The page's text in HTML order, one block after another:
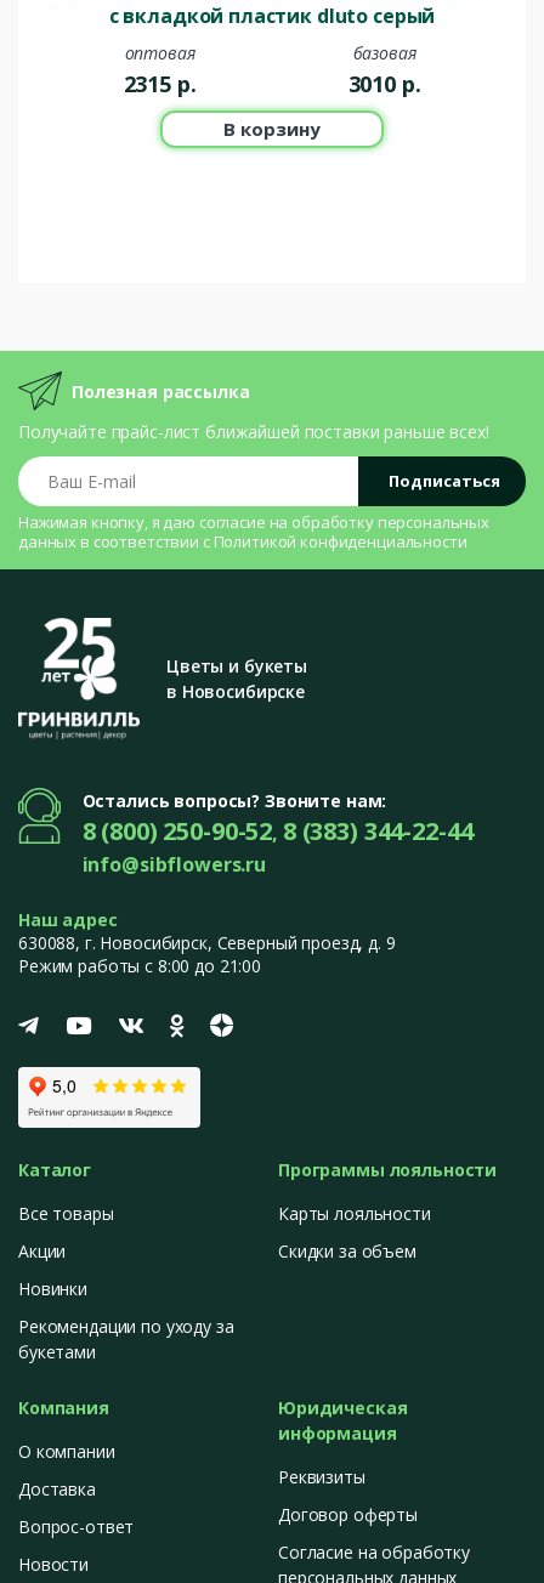
с вкладкой пластик dluto серый
оптовая
2315 р.
базовая
3010 р.
В корзину
Полезная рассылка
Получайте прайс-лист ближайшей поставки раньше всех!
Ваш E-mail
Подписаться
Нажимая кнопку, я даю согласие на обработку персональных
данных в соответствии с Политикой конфиденциальности
Цветы и букеты
в Новосибирске
Остались вопросы? Звоните нам:
8 (800) 250-90-52, 8 (383) 344-22-44
info@sibflowers.ru
Наш адрес
630088, г. Новосибирск, Северный проезд, д. 9
Режим работы с 8:00 до 21:00
Каталог
Все товары
Акции
Новинки
Рекомендации по уходу за
букетами
Программы лояльности
Карты лояльности
Скидки за объем
Компания
О компании
Доставка
Вопрос-ответ
Новости
Юридическая
информация
Реквизиты
Договор оферты
Согласие на обработку
персональных данных